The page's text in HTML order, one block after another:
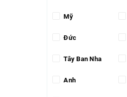
Mỹ
Đức
Tây Ban Nha
Anh